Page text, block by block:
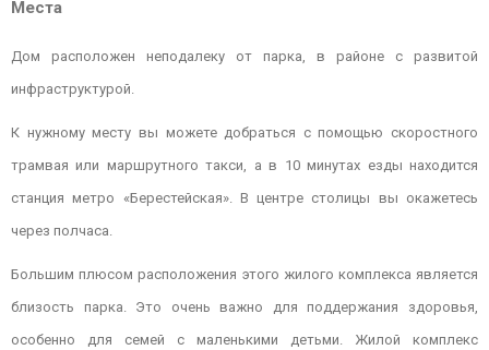
Места
Дом расположен неподалеку от парка, в районе с развитой
инфраструктурой.
К нужному месту вы можете добраться с помощью скоростного
трамвая или маршрутного такси, а в 10 минутах езды находится
станция метро «Берестейская». В центре столицы вы окажетесь
через полчаса.
Большим плюсом расположения этого жилого комплекса является
близость парка. Это очень важно для поддержания здоровья,
особенно для семей с маленькими детьми. Жилой комплекс